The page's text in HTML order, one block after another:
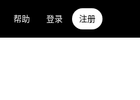
帮助 登录 注册